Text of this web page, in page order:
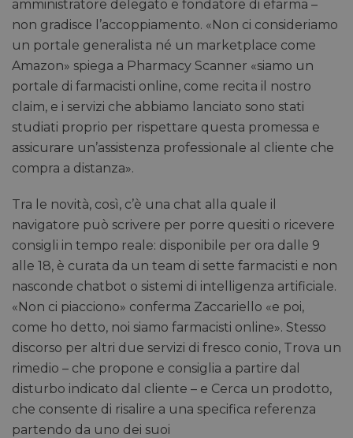
amministratore delegato e fondatore di efarma –
non gradisce l’accoppiamento. «Non ci consideriamo
un portale generalista né un marketplace come
Amazon» spiega a Pharmacy Scanner «siamo un
portale di farmacisti online, come recita il nostro
claim, e i servizi che abbiamo lanciato sono stati
studiati proprio per rispettare questa promessa e
assicurare un’assistenza professionale al cliente che
compra a distanza».
Tra le novità, così, c’è una chat alla quale il
navigatore può scrivere per porre quesiti o ricevere
consigli in tempo reale: disponibile per ora dalle 9
alle 18, è curata da un team di sette farmacisti e non
nasconde chatbot o sistemi di intelligenza artificiale.
«Non ci piacciono» conferma Zaccariello «e poi,
come ho detto, noi siamo farmacisti online». Stesso
discorso per altri due servizi di fresco conio, Trova un
rimedio – che propone e consiglia a partire dal
disturbo indicato dal cliente – e Cerca un prodotto,
che consente di risalire a una specifica referenza
partendo da uno dei suoi